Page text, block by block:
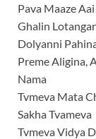
Pava Maaze
Ghalin
Dolyanni
Preme Aligina,
Nama
Tvmeva Mata
Sakha Tvameva
Tvmeva Vidya